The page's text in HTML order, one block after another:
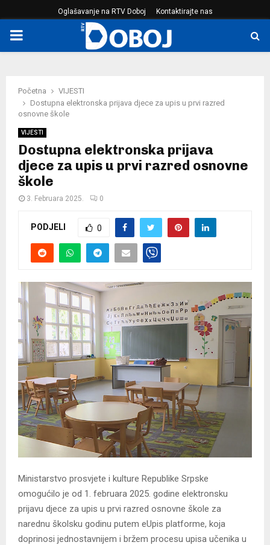
Oglašavanje na RTV Doboj Kontaktirajte nas
PRIMARY
Početna
VIJESTI
Dostupna elektronska prijava djece za upis u prvi razred
osnovne škole
VIJESTI
Dostupna elektronska prijava
djece za upis u prvi razred osnovne
škole
3. Februara 2025. 0
PODJELI 0
Ministarstvo prosvjete i kulture Republike Srpske
omogućilo je od 1. februara 2025. godine elektronsku
prijavu djece za upis u prvi razred osnovne škole za
narednu školsku godinu putem eUpis platforme, koja
doprinosi jednostavnijem i bržem procesu upisa učenika u